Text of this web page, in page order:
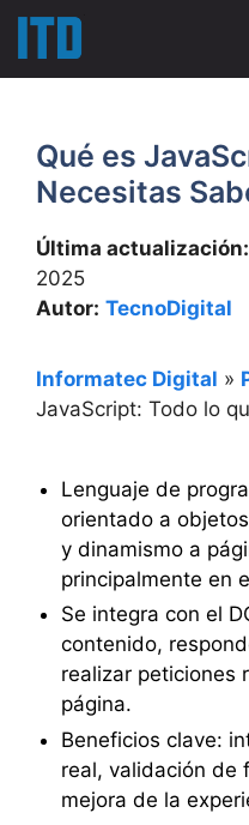
Saltar
contenido
Qué es
Necesitas
Última actualización:
2025
Autor: TecnoDigital
Informatec Digital »
JavaScript: Todo lo
Lenguaje de
orientado a
y dinamismo a
principalmente en
Se integra con el
contenido,
realizar peticiones
página.
Beneficios clave:
real, validación de
mejora de la